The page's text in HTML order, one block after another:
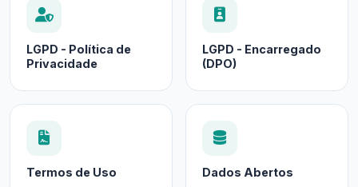
LGPD - Política de
Privacidade
LGPD - Encarregado
(DPO)
Termos de Uso Dados Abertos